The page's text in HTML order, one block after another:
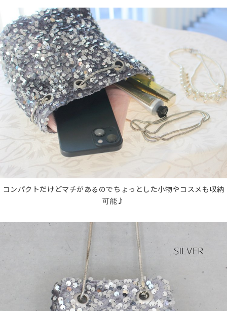
コンパクトだけどマチがあるのでちょっとした小物やコスメも収納
可能♪